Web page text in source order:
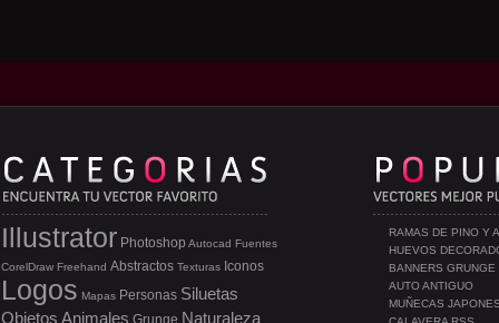
RAMAS DE PINO Y
HUEVOS
BANNERS GRUNGE
AUTO ANTIGUO
MUÑECAS
Illustrator Photoshop Autocad Fuentes
CorelDraw Freehand Abstractos Texturas Iconos
Logos Mapas Personas Siluetas
Objetos Animales Grunge Naturaleza